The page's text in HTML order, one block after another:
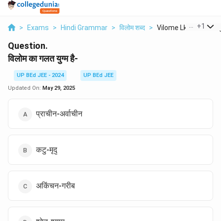
> Exams > Hindi Grammar > विलोम शब्द > Vilome Lka Galat
+1
Question.
विलोम का गलत युग्म है-
UP BEd JEE - 2024
UP BEd JEE
Updated On: May 29, 2025
प्राचीन-अर्वाचीन
कटु-मृदु
अकिंचन-गरीब